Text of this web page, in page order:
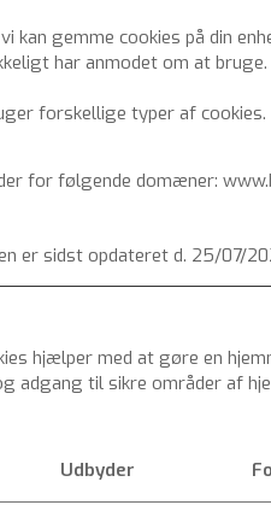
kan gemme cookies på din
har anmodet om at
forskellige typer af
for følgende domæner:
er sidst opdateret d. 25/07/
hjælper med at gøre en
adgang til sikre områder af
Udbyder